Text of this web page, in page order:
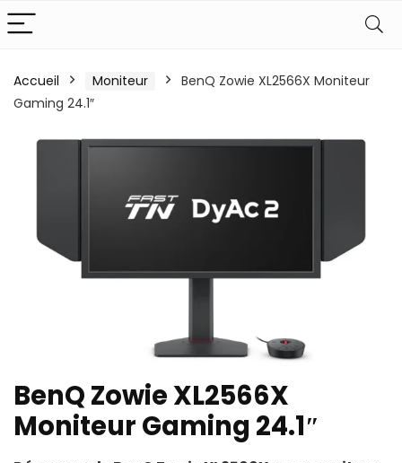
Accueil Moniteur
BenQ Zowie XL2566X Moniteur
Gaming 24.1″
BenQ Zowie XL2566X
Moniteur Gaming 24.1″